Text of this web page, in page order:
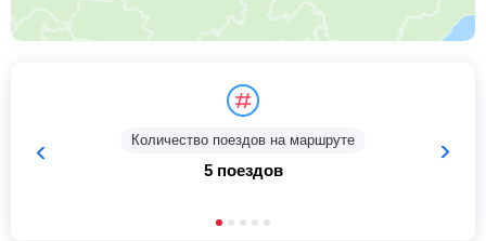
Количество поездов на маршруте
5 поездов